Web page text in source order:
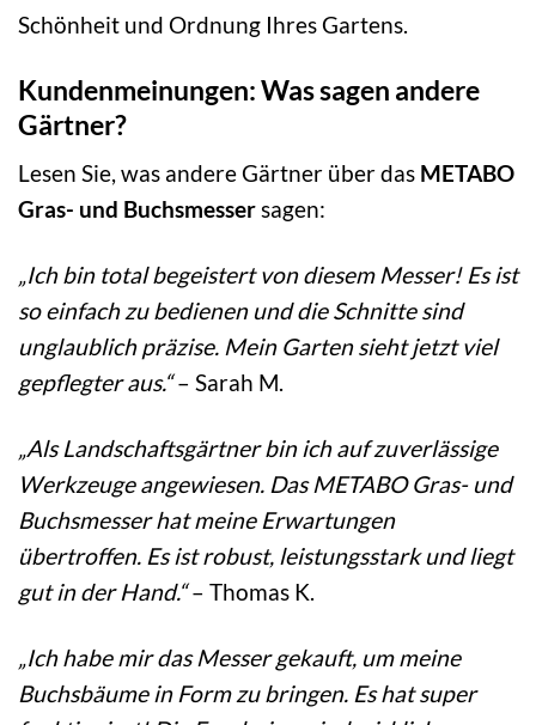
Schönheit und Ordnung Ihres Gartens.
Kundenmeinungen: Was sagen andere
Gärtner?
Lesen Sie, was andere Gärtner über das METABO
Gras- und Buchsmessersagen:
„Ich bin total begeistert von diesem Messer! Es ist
so einfach zu bedienen und die Schnitte sind
unglaublich präzise. Mein Garten sieht jetzt viel
gepflegter aus.“– Sarah M.
„Als Landschaftsgärtner bin ich auf zuverlässige
Werkzeuge angewiesen. Das METABO Gras- und
Buchsmesser hat meine Erwartungen
übertroffen. Es ist robust, leistungsstark und liegt
gut in der Hand.“– Thomas K.
„Ich habe mir das Messer gekauft, um meine
Buchsbäume in Form zu bringen. Es hat super